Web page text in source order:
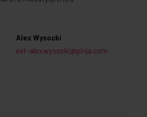
Alex Wysocki
ext-alex.wysocki@pinja.com